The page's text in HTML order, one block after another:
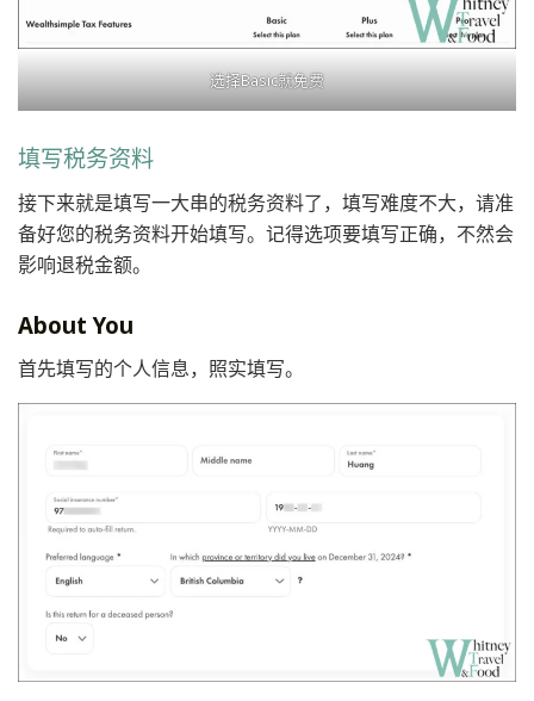
选择Basic就免费
填写税务资料
接下来就是填写一大串的税务资料了，填写难度不大，请准
备好您的税务资料开始填写。记得选项要填写正确，不然会
影响退税金额。
About You
首先填写的个人信息，照实填写。